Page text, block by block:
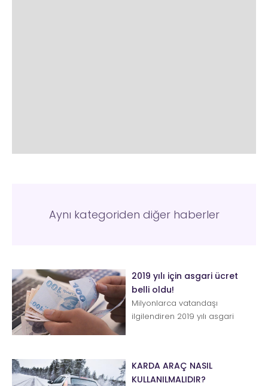
Aynı kategoriden diğer haberler
2019 yılı için asgari ücret
belli oldu!
Milyonlarca vatandaşı
ilgilendiren 2019 yılı asgari
KARDA ARAÇ NASIL
KULLANILMALIDIR?